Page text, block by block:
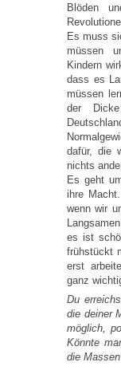
Blöden
Es muss
müssen
Kindern
dass es
müssen
der
dafür, die
nichts
Es geht
ihre
wenn wir
es ist
frühstückt
erst
ganz
Du
die deiner
möglich,
Könnte
die